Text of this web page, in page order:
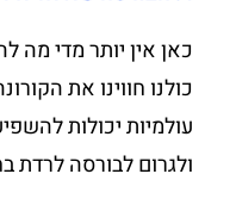
כאן אין יותר מדי מה
כולנו חווינו את
עולמיות יכולות
ולגרום לבורסה לרדת